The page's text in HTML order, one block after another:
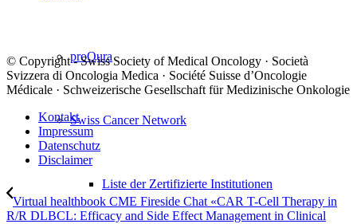
proQura
Swiss Cancer Network
Liste der Zertifizierte Institutionen
© Copyright - Swiss Society of Medical Oncology · Società
Svizzera di Oncologia Medica · Société Suisse d’Oncologie
Médicale · Schweizerische Gesellschaft für Medizinische Onkologie
Kontakt
Impressum
Datenschutz
Disclaimer
Virtual healthbook CME Fireside Chat «CAR T-Cell Therapy in
R/R DLBCL: Efficacy and Side Effect Management in Clinical